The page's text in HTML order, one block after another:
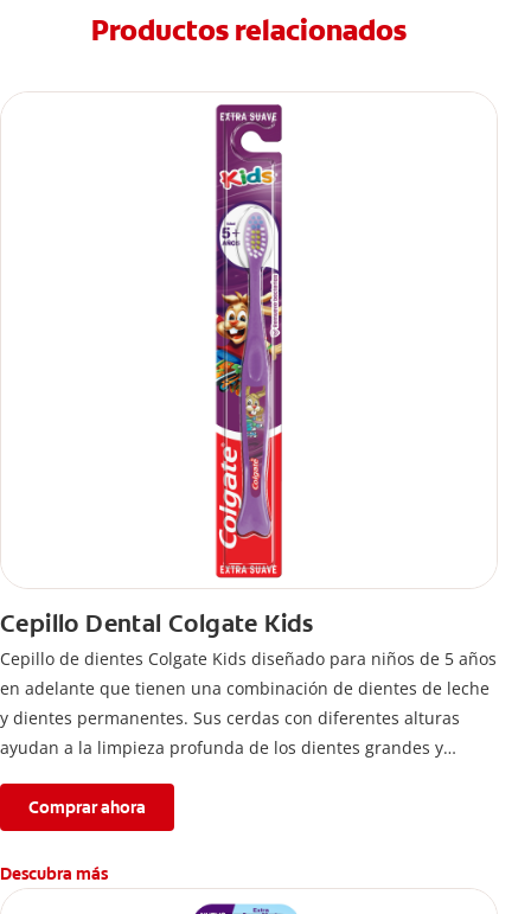
Productos relacionados
Cepillo Dental Colgate Kids
Cepillo de dientes Colgate Kids diseñado para niños de 5 años
en adelante que tienen una combinación de dientes de leche
y dientes permanentes. Sus cerdas con diferentes alturas
ayudan a la limpieza profunda de los dientes grandes y
Comprar ahora
Descubra más